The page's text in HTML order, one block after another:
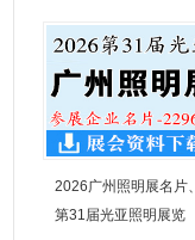
2026广州照明展名片、
第31届光亚照明展览